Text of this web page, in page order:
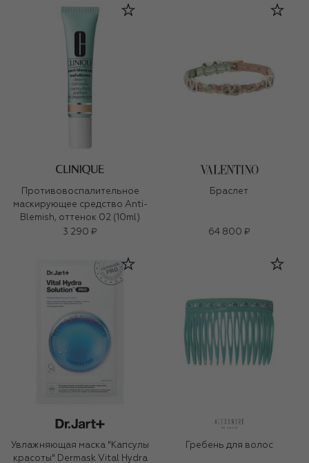
Противовоспалительное
маскирующее средство Anti-
Blemish, оттенок 02 (10ml)
3 290 ₽
Браслет
64 800 ₽
Увлажняющая маска "Капсулы
красоты" Dermask Vital Hydra
Гребень для волос